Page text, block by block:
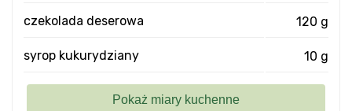
czekolada deserowa 120 g
syrop kukurydziany 10 g